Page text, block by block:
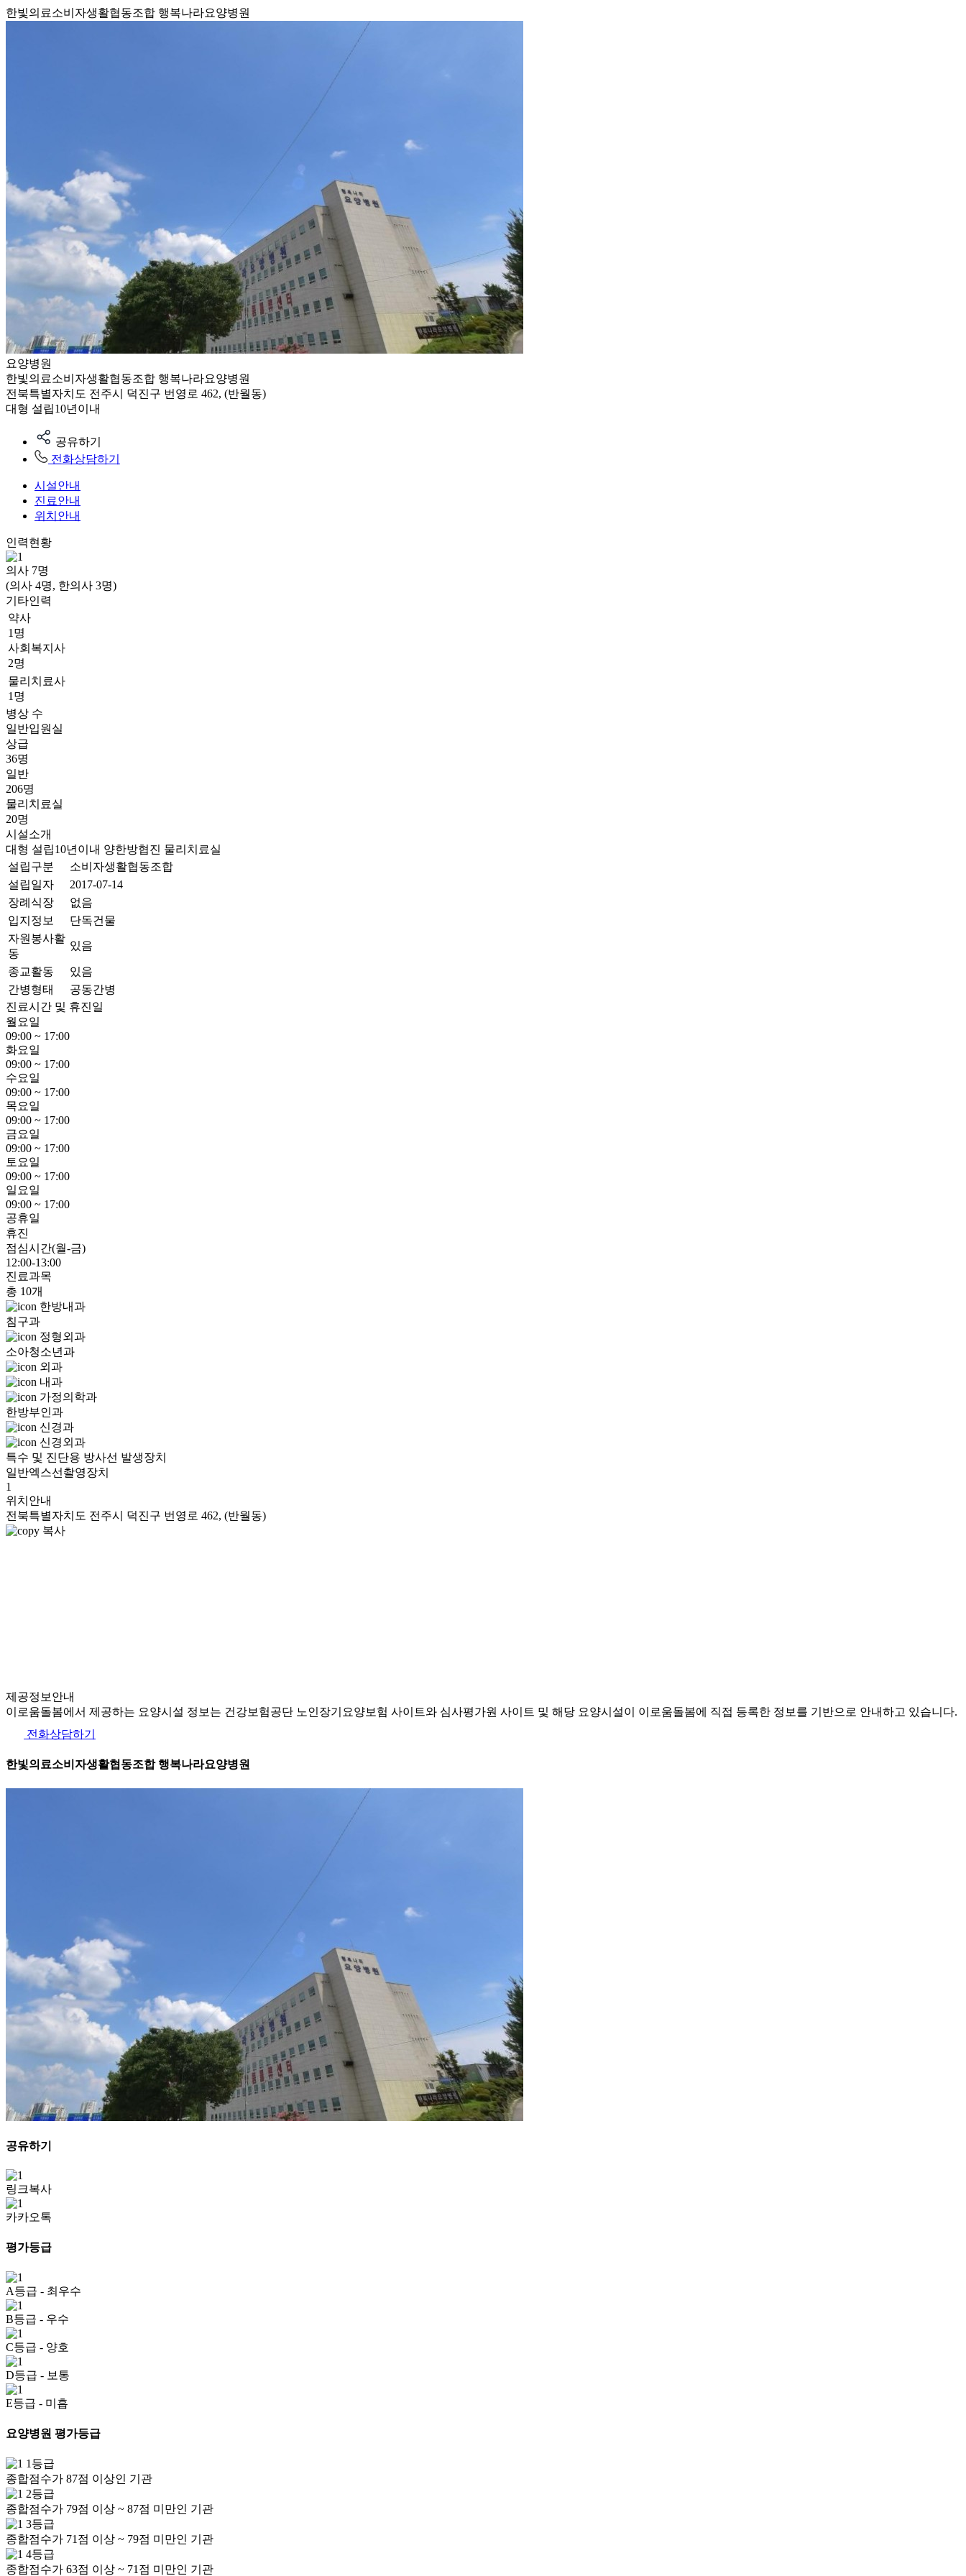
한빛의료소비자생활협동조합 행복나라요양병원
요양병원
한빛의료소비자생활협동조합 행복나라요양병원
전북특별자치도 전주시 덕진구 번영로 462, (반월동)
대형 설립10년이내
공유하기
전화상담하기
시설안내
진료안내
위치안내
인력현황
의사 7명
(의사 4명, 한의사 3명)
기타인력
약사
1명
사회복지사
2명
물리치료사
1명
병상 수
일반입원실
상급
36명
일반
206명
물리치료실
20명
시설소개
대형 설립10년이내 양한방협진 물리치료실
설립구분
소비자생활협동조합
설립일자
2017-07-14
장례식장
없음
입지정보
단독건물
자원봉사활
동
있음
종교활동
있음
간병형태
공동간병
진료시간 및 휴진일
월요일
09:00 ~ 17:00
화요일
09:00 ~ 17:00
수요일
09:00 ~ 17:00
목요일
09:00 ~ 17:00
금요일
09:00 ~ 17:00
토요일
09:00 ~ 17:00
일요일
09:00 ~ 17:00
공휴일
휴진
점심시간(월-금)
12:00-13:00
진료과목
총 10개
한방내과
침구과
정형외과
소아청소년과
외과
내과
가정의학과
한방부인과
신경과
신경외과
특수 및 진단용 방사선 발생장치
일반엑스선촬영장치
1
위치안내
전북특별자치도 전주시 덕진구 번영로 462, (반월동)
복사
제공정보안내
이로움돌봄에서 제공하는 요양시설 정보는 건강보험공단 노인장기요양보험 사이트와 심사평가원 사이트 및 해당 요양시설이 이로움돌봄에 직접 등록한 정보를 기반으로 안내하고 있습니다.
전화상담하기
한빛의료소비자생활협동조합 행복나라요양병원
공유하기
링크복사
카카오톡
평가등급
A등급 - 최우수
B등급 - 우수
C등급 - 양호
D등급 - 보통
E등급 - 미흡
요양병원 평가등급
1등급
종합점수가 87점 이상인 기관
2등급
종합점수가 79점 이상 ~ 87점 미만인 기관
3등급
종합점수가 71점 이상 ~ 79점 미만인 기관
4등급
종합점수가 63점 이상 ~ 71점 미만인 기관